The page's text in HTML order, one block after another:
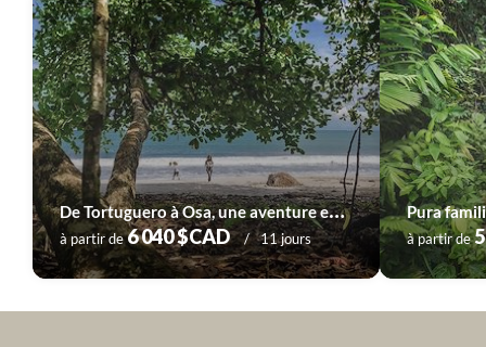
D
e Tortuguero à Osa, une aventure en famille
à partir de6 040 $CAD 11 jours à partir de